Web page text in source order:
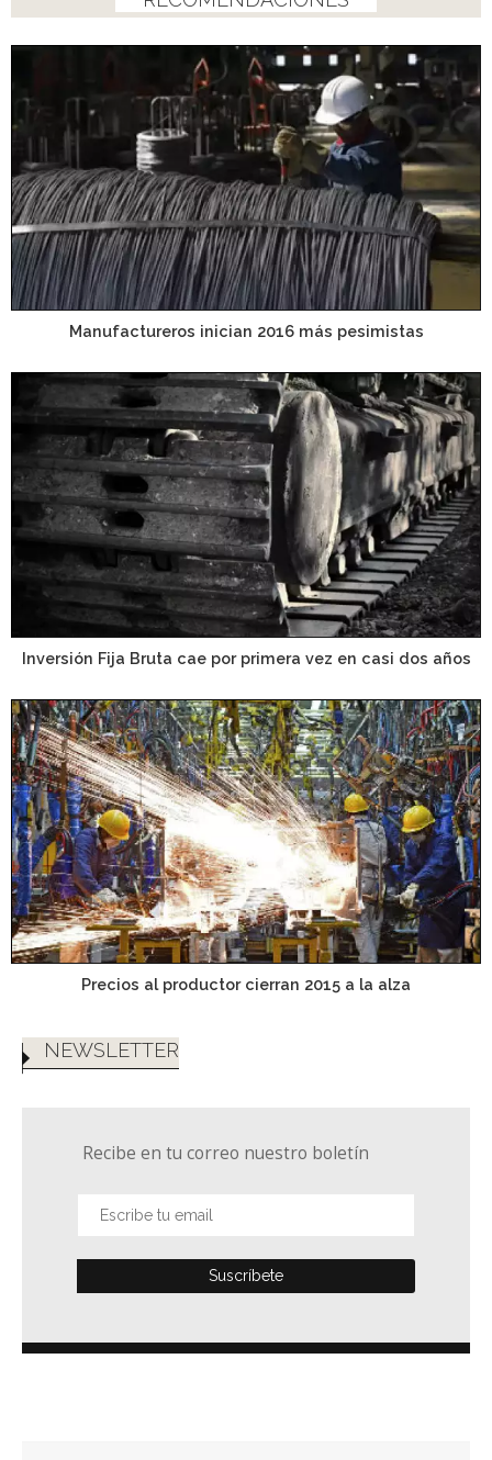
Manufactureros inician 2016 más pesimistas
Inversión Fija Bruta cae por primera vez en casi dos años
Precios al productor cierran 2015 a la alza
NEWSLETTER
Recibe en tu correo nuestro boletín